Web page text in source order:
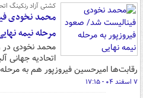
کشتی آزاد رنکینگ
محمد نخودی
مرحله نیمه
محمد نخودی در
اتحادیه جهانی
رقابت‌ها امیرحسین فیروزپور هم به
۷ اسفند ۰۴ - ۱۷:۱۵